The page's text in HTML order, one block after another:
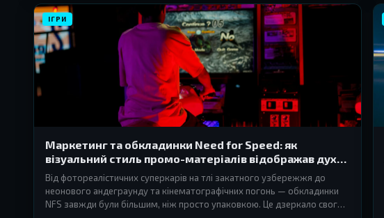
ІГРИ
Маркетинг та обкладинки Need for Speed: як
візуальний стиль промо-матеріалів відображав дух
епохи
Від фотореалістичних суперкарів на тлі закатного узбережжя до
неонового андеграунду та кінематографічних погонь — обкладинки
NFS завжди були більшим, ніж просто упаковкою. Це дзеркало свого